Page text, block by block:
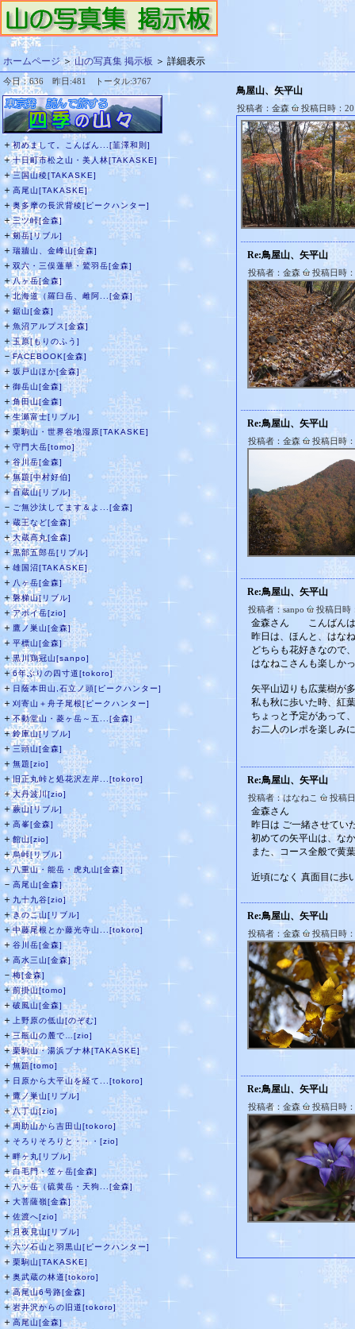
ホームページ＞山の写真集 掲示板 ＞ 詳細表示
今日：636 昨日:481 トータル:3767
＋初めまして。こんばん...[韮澤和則]
＋十日町市松之山・美人林[TAKASKE]
＋三国山稜[TAKASKE]
＋ 高尾山[TAKASKE]
＋奥多摩の長沢背稜[ピークハンター]
＋三ツ峠[金森]
＋剱岳[リブル]
＋ 瑞牆山、金峰山[金森]
＋ 双六・三俣蓮華・鷲羽岳[金森]
＋八ヶ岳[金森]
＋北海道（羅臼岳、雌阿...[金森]
＋ 鋸山[金森]
＋ 魚沼アルプス[金森]
＋玉原[もりのふう]
－FACEBOOK[金森]
＋ 坂戸山ほか[金森]
＋ 御岳山[金森]
＋角田山[金森]
＋生瀬富士[リブル]
＋栗駒山・世界谷地湿原[TAKASKE]
＋ 守門大岳[tomo]
＋谷川岳[金森]
＋無題[中村好伯]
＋百蔵山[リブル]
－ ご無沙汰してます＆よ...[金森]
＋蔵王など[金森]
＋大蔵高丸[金森]
＋黒部五郎岳[リブル]
＋ 雄国沼[TAKASKE]
＋ 八ヶ岳[金森]
＋磐梯山[リブル]
＋アポイ岳[zio]
＋ 鷹ノ巣山[金森]
＋ 平標山[金森]
＋黒川鶏冠山[sanpo]
＋6年ぶりの四寸道[tokoro]
＋ 日蔭本田山,石立ノ頭[ピークハンター]
＋ 刈寄山＋舟子尾根[ピークハンター]
＋不動堂山・菱ヶ岳～五...[金森]
＋鈴庫山[リブル]
＋三頭山[金森]
＋ 無題[zio]
＋旧正丸峠と処花沢左岸...[tokoro]
＋大丹波川[zio]
＋蕨山[リブル]
＋ 高峯[金森]
＋ 館山[zio]
＋烏峠[リブル]
＋八重山・能岳・虎丸山[金森]
－ 高尾山[金森]
＋ 九十九谷[zio]
＋きのこ山[リブル]
＋中藤尾根とか藤光寺山...[tokoro]
＋ 谷川岳[金森]
＋ 高水三山[金森]
－梅[金森]
＋前掛山[tomo]
＋ 破風山[金森]
＋ 上野原の低山[のぞむ]
＋三瓶山の麓で…[zio]
＋栗駒山・湯浜ブナ林[TAKASKE]
＋無題[tomo]
＋ 日原から大平山を経て...[tokoro]
＋鷹ノ巣山[リブル]
＋八丁山[zio]
＋周助山から吉田山[tokoro]
＋ そろりそろりと・・・[zio]
＋ 畔ヶ丸[リブル]
＋白毛門・笠ヶ岳[金森]
＋八ヶ岳（硫黄岳・天狗...[金森]
＋ 大菩薩嶺[金森]
＋ 佐渡へ[zio]
＋月夜見山[リブル]
＋六ツ石山と羽黒山[ピークハンター]
＋ 栗駒山[TAKASKE]
＋ 奥武蔵の林道[tokoro]
＋高尾山6号路[金森]
＋岩井沢からの旧道[tokoro]
＋ 高尾山[金森]
鳥屋山、矢平山
投稿者：金森 投稿日時：
Re:鳥屋山、矢平山
投稿者：金森 投稿日時
Re:鳥屋山、矢平山
投稿者：金森 投稿日時
Re:鳥屋山、矢平山
投稿者：sanpo 投稿日時
金森さん こんばん
昨日は、ほんと、はな
どちらも花好きなので
はなねこさんも楽しか
矢平山辺りも広葉樹が
私も秋に歩いた時、紅
ちょっと予定があって
お二人のレポを楽しみ
Re:鳥屋山、矢平山
投稿者：はなねこ 投稿
金森さん
昨日は ご一緒させてい
初めての矢平山は、な
また、コース全般で黄
近頃になく 真面目に歩
Re:鳥屋山、矢平山
投稿者：金森 投稿日時
Re:鳥屋山、矢平山
投稿者：金森 投稿日時